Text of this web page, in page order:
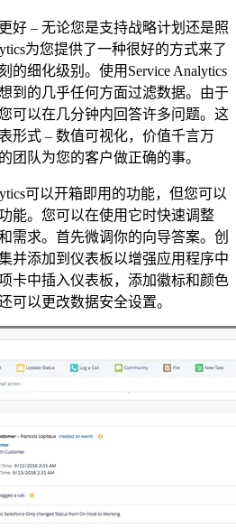
好 – 无论您是支持战略计划还是照
为您提供了一种很好的方式来了
的细化级别。使用Service Analytics
到的几乎任何方面过滤数据。由于
可以在几分钟内回答许多问题。这
形式 – 数值可视化，价值千言万
团队为您的客户做正确的事。
可以开箱即用的功能，但您可以
能。您可以在使用它时快速调整
需求。首先微调你的向导答案。创
并添加到仪表板以增强应用程序中
卡中插入仪表板，添加徽标和颜色
可以更改数据安全设置。